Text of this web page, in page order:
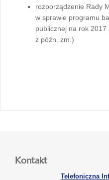
rozporządzenie Rady
w sprawie programu
publicznej na rok
z późn. zm.)
Kontakt
Telefoniczna